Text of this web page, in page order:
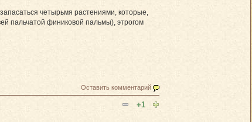
четырьмя растениями, которые,
пальчатой финиковой пальмы), этрогом
Оставить комментарий
+1